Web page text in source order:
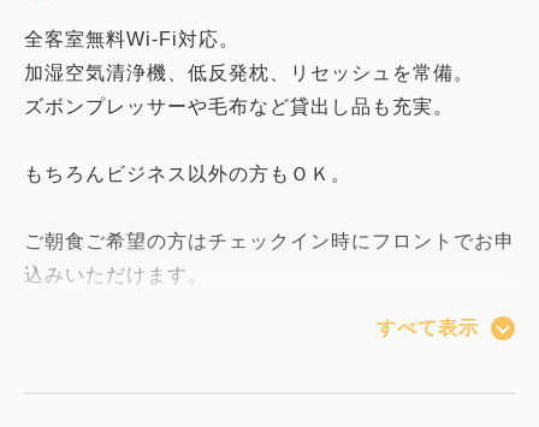
全客室無料Wi-Fi対応。
加湿空気清浄機、低反発枕、リセッシュを常備。
ズボンプレッサーや毛布など貸出し品も充実。
もちろんビジネス以外の方もＯＫ。
ご朝食ご希望の方はチェックイン時にフロントでお申
込みいただけます。
すべて表示